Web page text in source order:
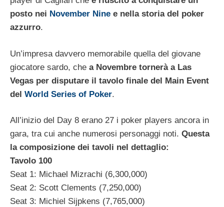
posto nei November Nine e nella storia del poker
azzurro.
Un’impresa davvero memorabile quella del giovane
giocatore sardo, che a Novembre tornerà a Las
Vegas per disputare il tavolo finale del Main Event
del World Series of Poker.
All’inizio del Day 8 erano 27 i poker players ancora in
gara, tra cui anche numerosi personaggi noti. Questa
la composizione dei tavoli nel dettaglio:
Tavolo 100
Seat 1: Michael Mizrachi (6,300,000)
Seat 2: Scott Clements (7,250,000)
Seat 3: Michiel Sijpkens (7,765,000)